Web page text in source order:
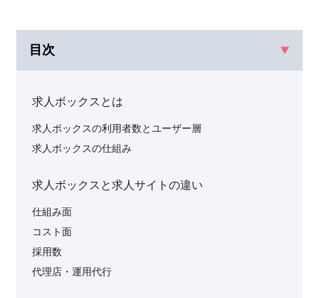
目次
求人ボックスとは
求人ボックスの利用者数とユーザー層
求人ボックスの仕組み
求人ボックスと求人サイトの違い
仕組み面
コスト面
採用数
代理店・運用代行